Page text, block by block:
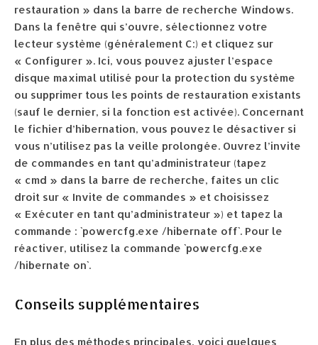
restauration » dans la barre de recherche Windows.
Dans la fenêtre qui s’ouvre, sélectionnez votre
lecteur système (généralement C:) et cliquez sur
« Configurer ». Ici, vous pouvez ajuster l’espace
disque maximal utilisé pour la protection du système
ou supprimer tous les points de restauration existants
(sauf le dernier, si la fonction est activée). Concernant
le fichier d’hibernation, vous pouvez le désactiver si
vous n’utilisez pas la veille prolongée. Ouvrez l’invite
de commandes en tant qu’administrateur (tapez
« cmd » dans la barre de recherche, faites un clic
droit sur « Invite de commandes » et choisissez
« Exécuter en tant qu’administrateur ») et tapez la
commande : `powercfg.exe /hibernate off`. Pour le
réactiver, utilisez la commande `powercfg.exe
/hibernate on`.
Conseils supplémentaires
En plus des méthodes principales, voici quelques